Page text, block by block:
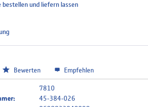
die hier angegebenen Beträge und Zinssätze nicht bindend sind. Die
entnehmen Sie bitte dem Kreditvertrag, welchen Sie vor
bekommen.
bestellen und liefern lassen
Bewerten Empfehlen
7810
45-384-026